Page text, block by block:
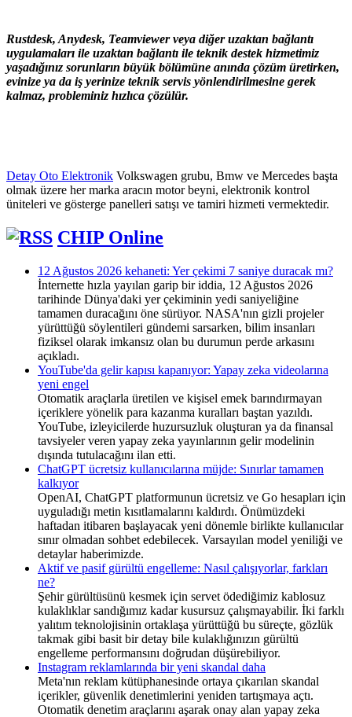
Rustdesk, Anydesk, Teamviewer veya diğer uzaktan bağlantı
uygulamaları ile uzaktan bağlantı ile teknik destek hizmetimiz
yaşadığınız sorunların büyük bölümüne anında çözüm üretirken,
evinize ya da iş yerinize teknik servis yönlendirilmesine gerek
kalmaz, probleminiz hızlıca çözülür.
Detay Oto Elektronik Volkswagen grubu, Bmw ve Mercedes başta
olmak üzere her marka aracın motor beyni, elektronik kontrol
üniteleri ve gösterge panelleri satışı ve tamiri hizmeti vermektedir.
CHIP Online
12 Ağustos 2026 kehaneti: Yer çekimi 7 saniye duracak mı?
İnternette hızla yayılan garip bir iddia, 12 Ağustos 2026
tarihinde Dünya'daki yer çekiminin yedi saniyeliğine
tamamen duracağını öne sürüyor. NASA'nın gizli projeler
yürüttüğü söylentileri gündemi sarsarken, bilim insanları
fiziksel olarak imkansız olan bu durumun perde arkasını
açıkladı.
YouTube'da gelir kapısı kapanıyor: Yapay zeka videolarına
yeni engel
Otomatik araçlarla üretilen ve kişisel emek barındırmayan
içeriklere yönelik para kazanma kuralları baştan yazıldı.
YouTube, izleyicilerde huzursuzluk oluşturan ya da finansal
tavsiyeler veren yapay zeka yayınlarının gelir modelinin
dışında tutulacağını ilan etti.
ChatGPT ücretsiz kullanıcılarına müjde: Sınırlar tamamen
kalkıyor
OpenAI, ChatGPT platformunun ücretsiz ve Go hesapları için
uyguladığı metin kısıtlamalarını kaldırdı. Önümüzdeki
haftadan itibaren başlayacak yeni dönemle birlikte kullanıcılar
sınır olmadan sohbet edebilecek. Varsayılan model yeniliği ve
detaylar haberimizde.
Aktif ve pasif gürültü engelleme: Nasıl çalışıyorlar, farkları
ne?
Şehir gürültüsünü kesmek için servet ödediğimiz kablosuz
kulaklıklar sandığımız kadar kusursuz çalışmayabilir. İki farklı
yalıtım teknolojisinin ortaklaşa yürüttüğü bu süreçte, gözlük
takmak gibi basit bir detay bile kulaklığınızın gürültü
engelleme performansını doğrudan düşürebiliyor.
Instagram reklamlarında bir yeni skandal daha
Meta'nın reklam kütüphanesinde ortaya çıkarılan skandal
içerikler, güvenlik denetimlerini yeniden tartışmaya açtı.
Otomatik denetim araçlarını aşarak onay alan yapay zeka